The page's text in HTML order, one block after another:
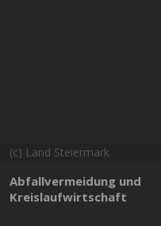
(c) Land Steiermark
Abfallvermeidung und
Kreislaufwirtschaft